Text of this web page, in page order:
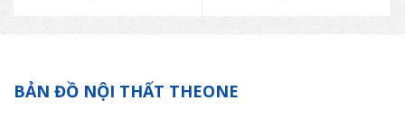
BẢN ĐỒ NỘI THẤT THEONE